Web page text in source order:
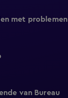
met problemen
van Bureau